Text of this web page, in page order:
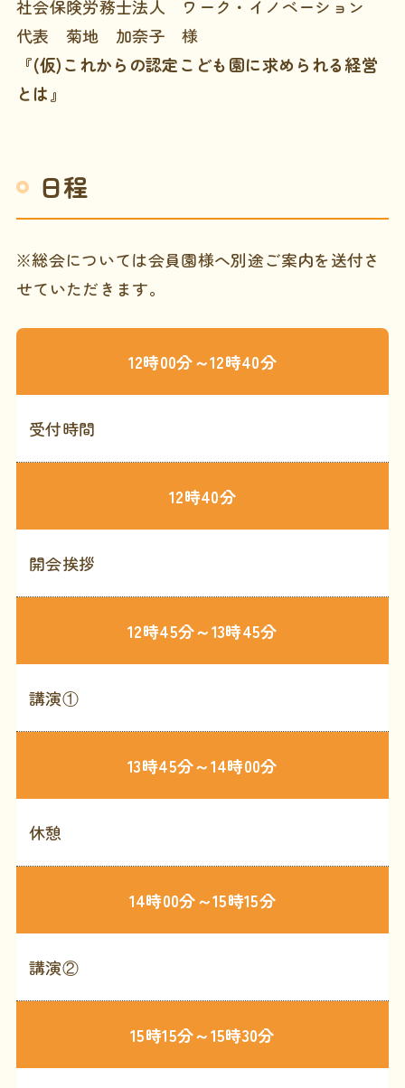
社会保険労務士法人 ワーク・イノベーション
代表 菊地 加奈子 様
『(仮)これからの認定こども園に求められる経営
とは』
日程
※総会については会員園様へ別途ご案内を送付さ
せていただきます。
12時00分～12時40分
受付時間
12時40分
開会挨拶
12時45分～13時45分
講演①
13時45分～14時00分
休憩
14時00分～15時15分
講演②
15時15分～15時30分